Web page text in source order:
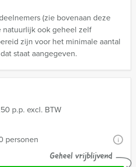
p.p. excl. BTW
personen i
Geheel vrijblijvend
(zie bovenaan deze
natuurlijk ook geheel zelf
zijn voor het minimale aantal
staat aangegeven.